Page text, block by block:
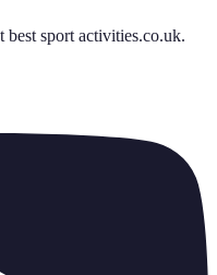
best sport activities.co.uk.